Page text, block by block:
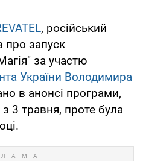
, російський
про запуск
за участю
України Володимира
в анонсі програми,
3 травня, проте була